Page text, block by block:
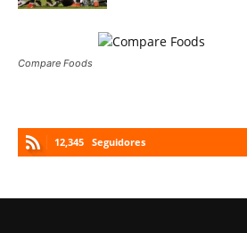
Compare Foods
12,345 Seguidores